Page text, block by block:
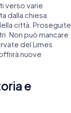
verso varie
dalla chiesa
città. Proseguite
Non può mancare
del Limes
nuove
e